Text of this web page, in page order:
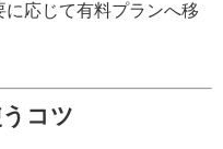
応じて有料プランへ移
コツ